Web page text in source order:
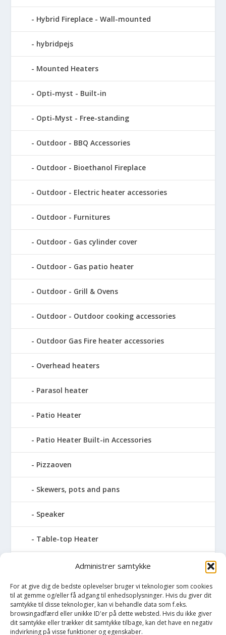
Administrer samtykke
For at give dig de bedste oplevelser bruger vi teknologier som cookies
til at gemme og/eller få adgang til enhedsoplysninger. Hvis du giver dit
samtykke til disse teknologier, kan vi behandle data som f.eks.
browsingadfærd eller unikke ID'er på dette websted. Hvis du ikke giver
dit samtykke eller trækker dit samtykke tilbage, kan det have en negativ
indvirkning på visse funktioner og egenskaber.
Hybrid Fireplace - Wall-mounted
hybridpejs
Mounted Heaters
Opti-myst - Built-in
Opti-Myst - Free-standing
Outdoor - BBQ Accessories
Outdoor - Bioethanol Fireplace
Outdoor - Electric heater accessories
Outdoor - Furnitures
Outdoor - Gas cylinder cover
Outdoor - Gas patio heater
Outdoor - Grill & Ovens
Outdoor - Outdoor cooking accessories
Outdoor Gas Fire heater accessories
Overhead heaters
Parasol heater
Patio Heater
Patio Heater Built-in Accessories
Pizzaoven
Skewers, pots and pans
Speaker
Table-top Heater
Tables with fireplace
Tabletop Fires
Vinkælder